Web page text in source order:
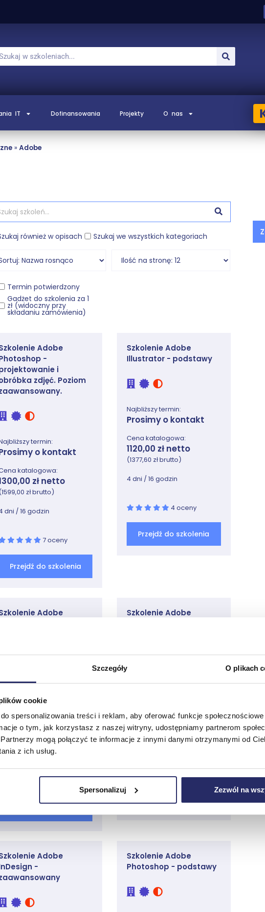
Szczegóły O plikach
cookie
spersonalizowania treści i reklam, aby oferować funkcje
o tym, jak korzystasz z naszej witryny, udostępniamy partnerom
mogą połączyć te informacje z innymi danymi otrzymanymi od
z ich usług.
Spersonalizuj Zezwól na
IT Dofinansowania Projekty O nas
» Adobe
również w opisach Szukaj we wszystkich kategoriach
Termin potwierdzony
Gadżet do szkolenia za 1
zł (widoczny przy
składaniu zamówienia)
Adobe
-
i
zdjęć. Poziom
termin:
o kontakt
katalogowa:
zł netto
zł brutto)
dni / 16 godzin
7 oceny
Przejdź do szkolenia
Szkolenie Adobe
Illustrator - podstawy
Najbliższy termin:
Prosimy o kontakt
Cena katalogowa:
1120,00 zł netto
(1377,60 zł brutto)
4 dni / 16 godzin
4 oceny
Przejdź do szkolenia
Adobe
termin:
Prosimy o kontakt
katalogowa:
zł netto
(1377,60 zł brutto)
dni / 16 godzin
Szkolenie Adobe
Prosimy o kontakt
1120,00 zł netto
(1377,60 zł brutto)
4 dni / 16 godzin
Adobe
-
Szkolenie Adobe
Photoshop - podstawy